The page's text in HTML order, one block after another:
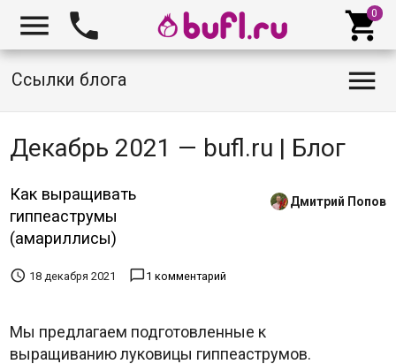
  
Ссылки блога 
Декабрь 2021 — bufl.ru | Блог
Как выращивать
гиппеаструмы
(амариллисы)
Дмитрий Попов
 18 декабря 2021  1 комментарий
Мы предлагаем подготовленные к
выращиванию луковицы гиппеаструмов.